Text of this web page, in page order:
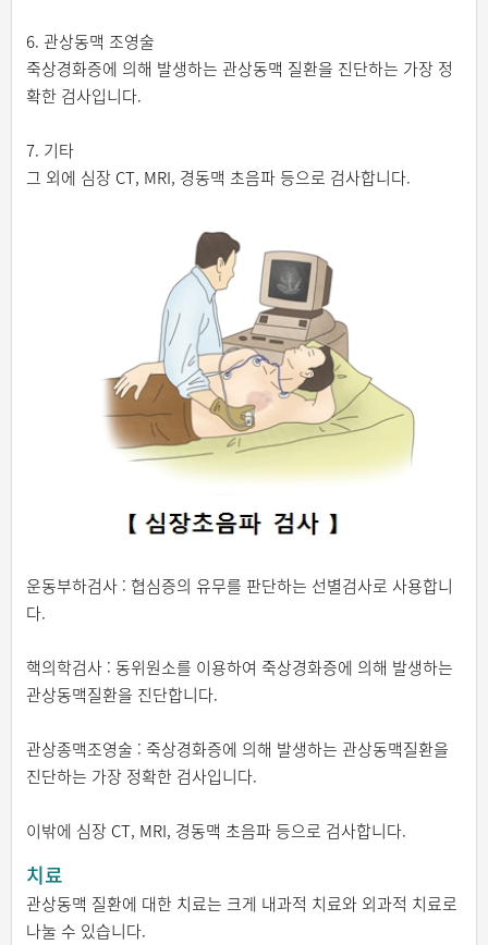
6. 관상동맥 조영술
죽상경화증에 의해 발생하는 관상동맥 질환을 진단하는 가장 정
확한 검사입니다.
7. 기타
그 외에 심장 CT, MRI, 경동맥 초음파 등으로 검사합니다.
운동부하검사 : 협심증의 유무를 판단하는 선별검사로 사용합니
다.
핵의학검사 : 동위원소를 이용하여 죽상경화증에 의해 발생하는
관상동맥질환을 진단합니다.
관상종맥조영술 : 죽상경화증에 의해 발생하는 관상동맥질환을
진단하는 가장 정확한 검사입니다.
이밖에 심장 CT, MRI, 경동맥 초음파 등으로 검사합니다.
치료
관상동맥 질환에 대한 치료는 크게 내과적 치료와 외과적 치료로
나눌 수 있습니다.